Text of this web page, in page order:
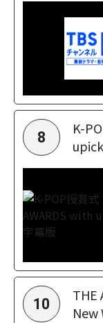
8
K-
10
THE
New